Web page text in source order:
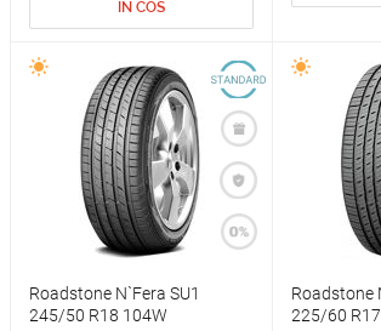
IN COS
Roadstone N`Fera SU1
245/50 R18 104W
Roadstone
225/60